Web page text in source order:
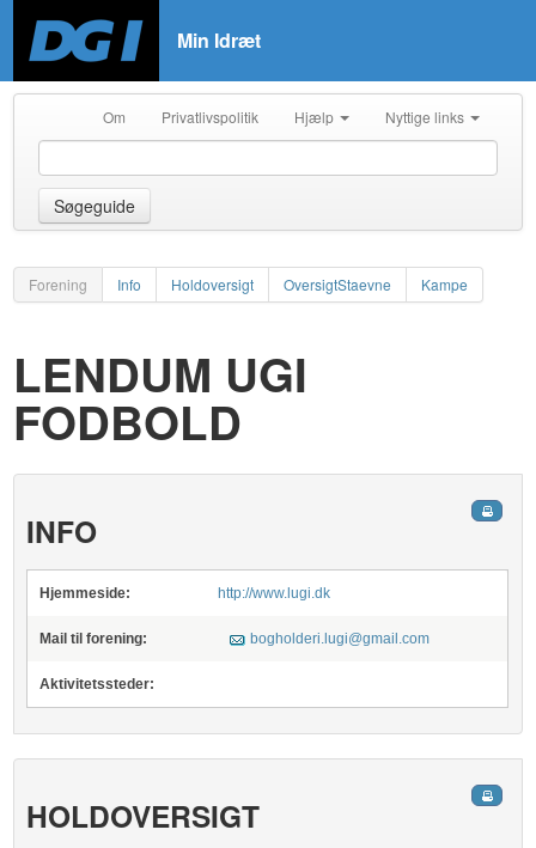
Min Idræt
Om Privatlivspolitik Hjælp Nyttige links
Søgeguide
Forening Info Holdoversigt OversigtStaevne Kampe
LENDUM UGI
FODBOLD
INFO
Hjemmeside: http://www.lugi.dk
Mail til forening: bogholderi.lugi@gmail.com
Aktivitetssteder:
HOLDOVERSIGT